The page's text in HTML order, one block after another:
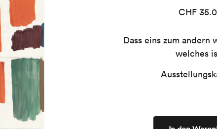
CHF
Dass eins zum andern
welches